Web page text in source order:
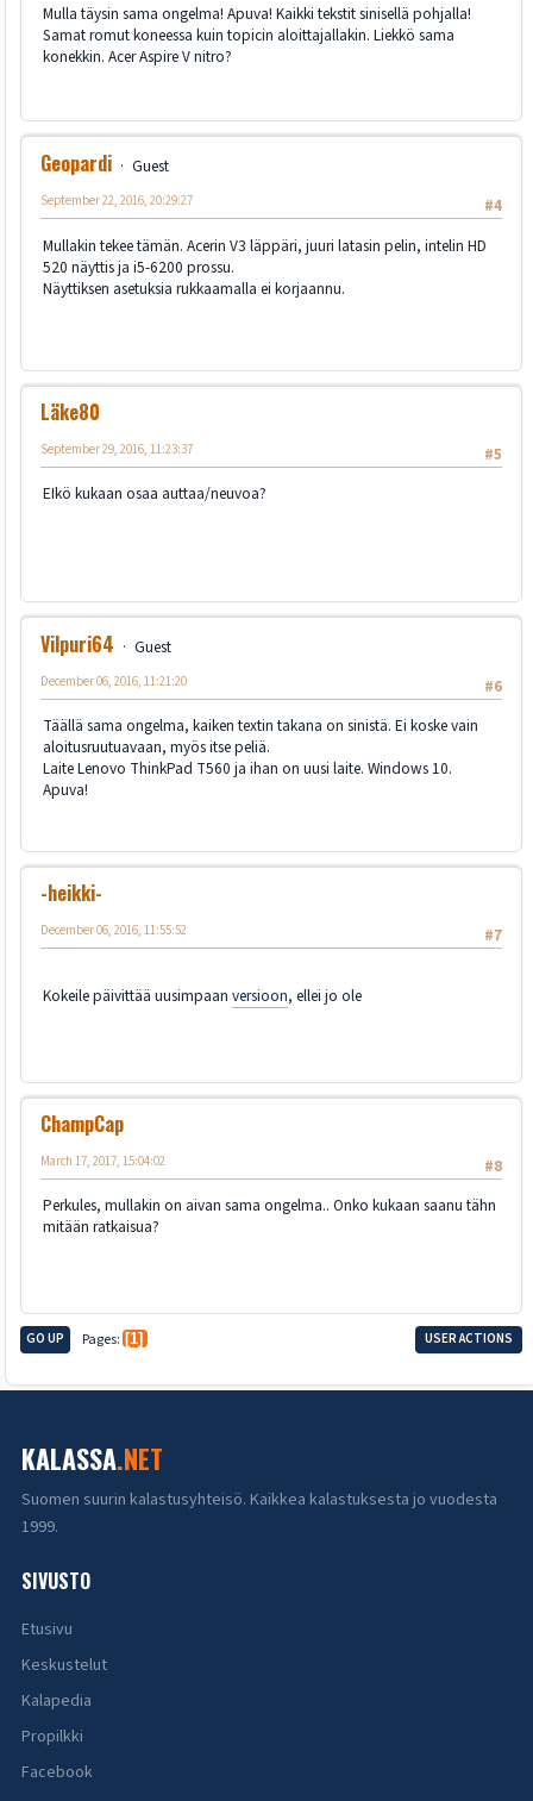
Mulla täysin sama ongelma! Apuva! Kaikki tekstit sinisellä pohjalla!
Samat romut koneessa kuin topicin aloittajallakin. Liekkö sama
konekkin. Acer Aspire V nitro?
Geopardi
Guest
#4
September 22, 2016, 20:29:27
Mullakin tekee tämän. Acerin V3 läppäri, juuri latasin pelin, intelin HD
520 näyttis ja i5-6200 prossu.
Näyttiksen asetuksia rukkaamalla ei korjaannu.
Läke80
#5
September 29, 2016, 11:23:37
EIkö kukaan osaa auttaa/neuvoa?
Vilpuri64
Guest
#6
December 06, 2016, 11:21:20
Täällä sama ongelma, kaiken textin takana on sinistä. Ei koske vain
aloitusruutuavaan, myös itse peliä.
Laite Lenovo ThinkPad T560 ja ihan on uusi laite. Windows 10.
Apuva!
-heikki-
#7
December 06, 2016, 11:55:52
Kokeile päivittää uusimpaan versioon, ellei jo ole
ChampCap
#8
March 17, 2017, 15:04:02
Perkules, mullakin on aivan sama ongelma.. Onko kukaan saanu tähn
mitään ratkaisua?
GO UP Pages 1 USER ACTIONS
KALASSA.NET
Suomen suurin kalastusyhteisö. Kaikkea kalastuksesta jo vuodesta
1999.
SIVUSTO
Etusivu
Keskustelut
Kalapedia
Propilkki
Facebook